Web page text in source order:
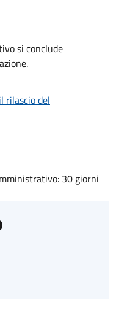
si conclude
rilascio del
30 giorni